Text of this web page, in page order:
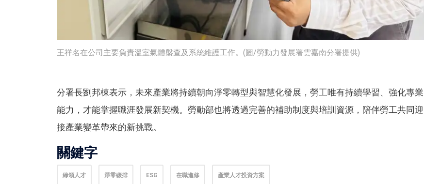
王祥名在公司主要負責溫室氣體盤查及系統維護工作。(圖/勞動力發展署雲嘉南分署提供)
分署長劉邦棟表示，未來產業將持續朝向淨零轉型與智慧化發展，勞工唯有持續學習、強化專業
能力，才能掌握職涯發展新契機。勞動部也將透過完善的補助制度與培訓資源，陪伴勞工共同迎
接產業變革帶來的新挑戰。
關鍵字
綠領人才 淨零碳排 ESG 在職進修 產業人才投資方案